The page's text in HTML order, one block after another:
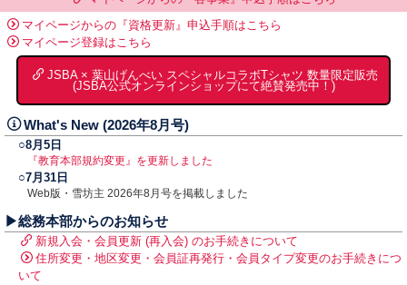
マイページからの『資格更新』申込手順はこちら
マイページ登録はこちら
JSBA × 葉山げんべい スペシャルコラボTシャツ 数量限定販売
(JSBA公式オンラインショップにて絶賛発売中！)
What's New (2026年8月号)
○8月5日
『教育本部規約変更』を更新しました
○7月31日
Web版・雪坊主 2026年8月号を掲載しました
▶総務本部からのお知らせ
新規入会・会員更新 (再入会) のお手続きについて
住所変更・地区変更・会員証再発行・会員タイプ変更のお手続きにつ
いて